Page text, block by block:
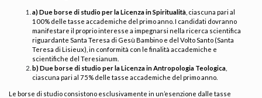
a) Due borse di studio per la Licenza in Spiritualità , ciascuna pari al
100% delle tasse accademiche del primo anno. I candidati dovranno
manifestare il proprio interesse a impegnarsi nella ricerca scientifica
riguardante Santa Teresa di Gesù Bambino e del Volto Santo (Santa
Teresa di Lisieux), in conformità con le finalità accademiche e
scientifiche del Teresianum.
b) Due borse di studio per la Licenza in Antropologia Teologica
ciascuna pari al 75% delle tasse accademiche del primo anno.
Le borse di studio consistono esclusivamente in un’esenzione dalle tasse